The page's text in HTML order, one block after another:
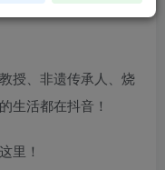
授、非遗传承人、烧
生活都在抖音！
里！